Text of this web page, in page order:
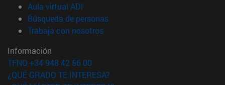
Aula virtual ADI
Búsqueda de personas(abre en nueva ventana)
Trabaja con nosotros(abre en nueva ventana)
Información
TFNO +34 948 42 56 00
¿QUÉ GRADO TE INTERESA?